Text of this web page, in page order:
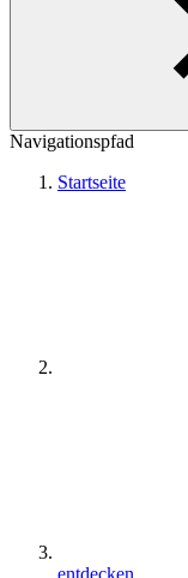
Navigationspfad
Startseite
entdecken